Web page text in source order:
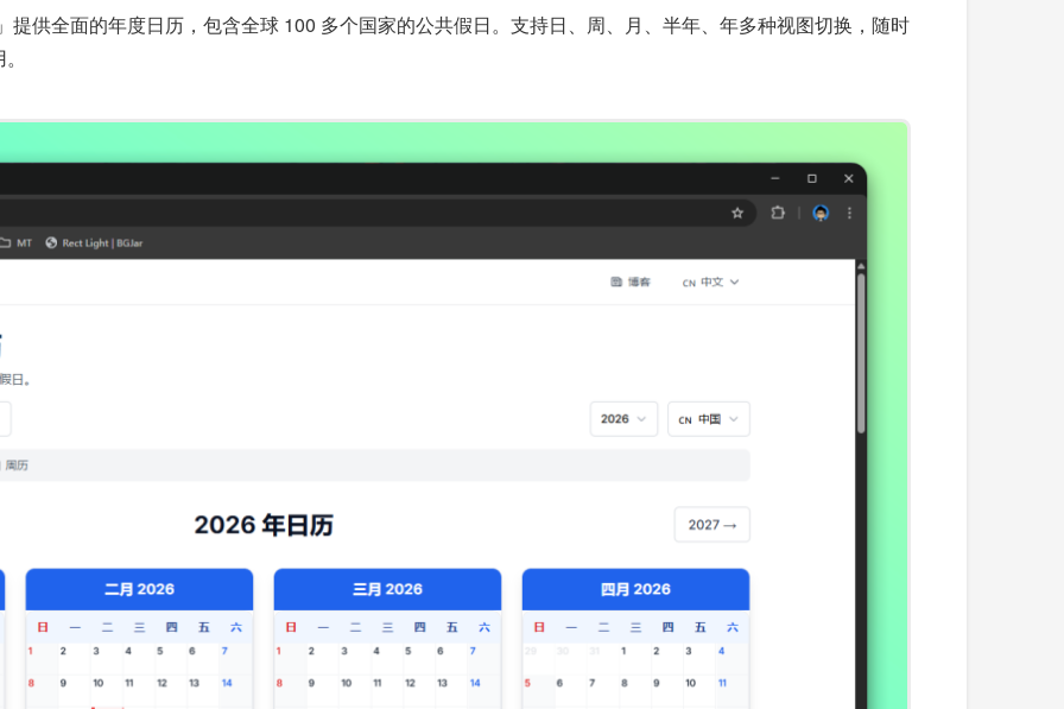
供全面的年度日历，包含全球 100 多个国家的公共假日。支持日、周、月、半年、年多种视图切换，随时